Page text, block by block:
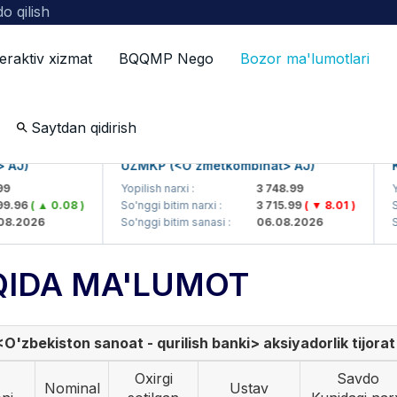
qilish
xizmat BQQMP Nego Bozor ma'lumotlari
Saytdan qidirish
▲ 0.08 )
UZMKP (<O'zmetkombinat> AJ)
Yopilish narxi :
3 748.99
So'nggi bitim narxi :
3 715.99( ▼ 8.01 )
So'nggi bitim sanasi :
06.08.2026
MA'LUMOT
sanoat - qurilish banki> aksiyadorlik
Nominal
Oxirgi
Ustav
Savdo